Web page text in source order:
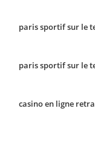
paris sportif sur le
paris sportif sur le
casino en ligne